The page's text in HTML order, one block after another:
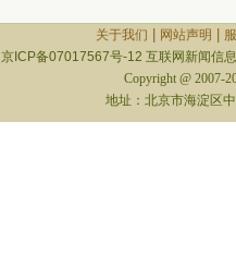
关于我们 网站声明
京ICP备07017567号-12 互联网新闻信
Copyright @ 2007-
地址：北京市海淀区